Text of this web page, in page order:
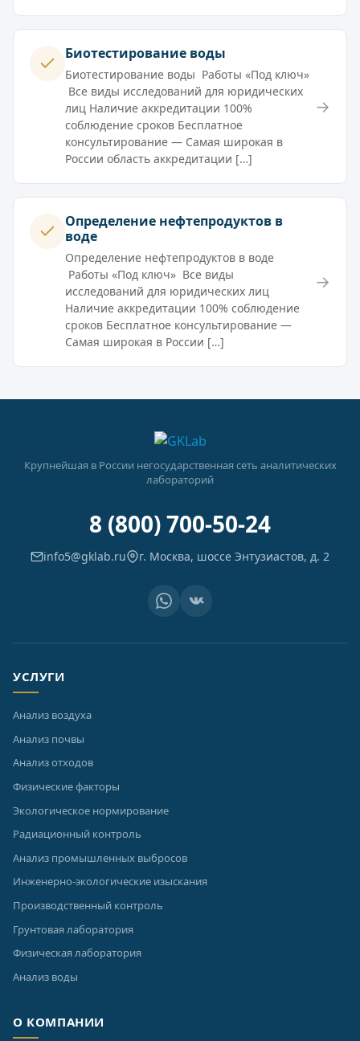
Биотестирование воды
Биотестирование воды Работы «Под ключ»
Все виды исследований для юридических
лиц Наличие аккредитации 100%
соблюдение сроков Бесплатное
консультирование — Самая широкая в
России область аккредитации […]
→
Определение нефтепродуктов в
воде
Определение нефтепродуктов в воде
Работы «Под ключ» Все виды
исследований для юридических лиц
Наличие аккредитации 100% соблюдение
сроков Бесплатное консультирование —
Самая широкая в России […]
→
Крупнейшая в России негосударственная сеть аналитических
лабораторий
8 (800) 700-50-24
info5@gklab.ru г. Москва, шоссе Энтузиастов, д. 2
УСЛУГИ
Анализ воздуха
Анализ почвы
Анализ отходов
Физические факторы
Экологическое нормирование
Радиационный контроль
Анализ промышленных выбросов
Инженерно-экологические изыскания
Производственный контроль
Грунтовая лаборатория
Физическая лаборатория
Анализ воды
О КОМПАНИИ